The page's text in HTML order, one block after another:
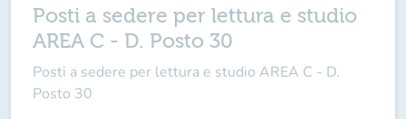
Posti a sedere per lettura e studio
AREA C - D. Posto 30
Posti a sedere per lettura e studio AREA C - D.
Posto 30